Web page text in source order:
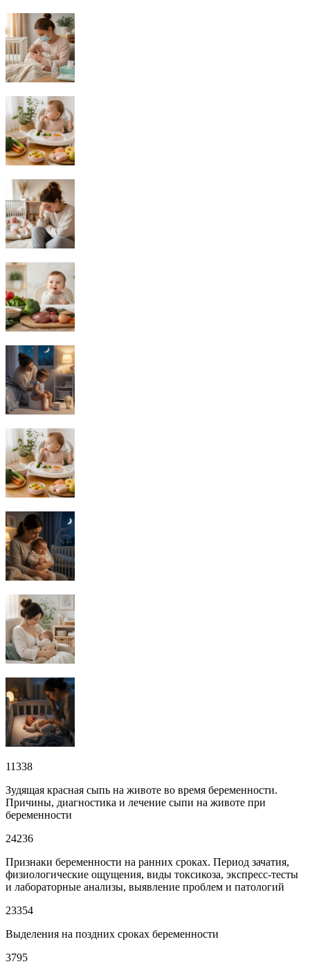
11338
Зудящая красная сыпь на животе во время беременности.
Причины, диагностика и лечение сыпи на животе при
беременности
24236
Признаки беременности на ранних сроках. Период зачатия,
физиологические ощущения, виды токсикоза, экспресс-тесты
и лабораторные анализы, выявление проблем и патологий
23354
Выделения на поздних сроках беременности
3795